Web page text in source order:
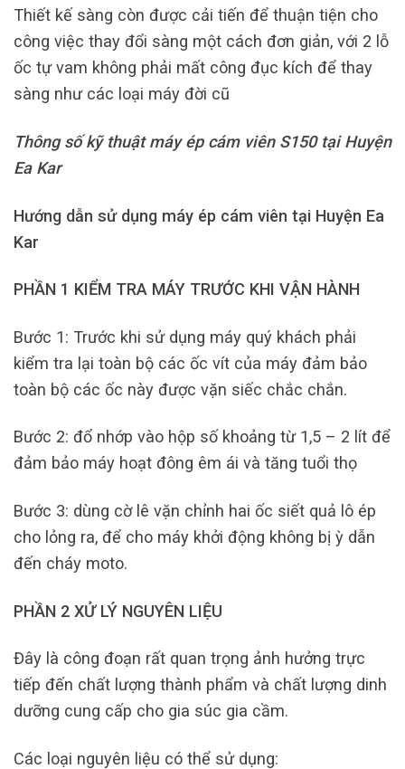
Thiết kế sàng còn được cải tiến để thuận tiện cho
công việc thay đổi sàng một cách đơn giản, với 2 lỗ
ốc tự vam không phải mất công đục kích để thay
sàng như các loại máy đời cũ
Thông số kỹ thuật máy ép cám viên S150 tại Huyện
Ea Kar
Hướng dẫn sử dụng máy ép cám viên tại Huyện Ea
Kar
PHẦN 1 KIỂM TRA MÁY TRƯỚC KHI VẬN HÀNH
Bước 1: Trước khi sử dụng máy quý khách phải
kiểm tra lại toàn bộ các ốc vít của máy đảm bảo
toàn bộ các ốc này được vặn siếc chắc chắn.
Bước 2: đổ nhớp vào hộp số khoảng từ 1,5 – 2 lít để
đảm bảo máy hoạt đông êm ái và tăng tuổi thọ
Bước 3: dùng cờ lê vặn chỉnh hai ốc siết quả lô ép
cho lỏng ra, để cho máy khởi động không bị ỳ dẫn
đến cháy moto.
PHẦN 2 XỬ LÝ NGUYÊN LIỆU
Đây là công đoạn rất quan trọng ảnh hưởng trực
tiếp đến chất lượng thành phẩm và chất lượng dinh
dưỡng cung cấp cho gia súc gia cầm.
Các loại nguyên liệu có thể sử dụng: